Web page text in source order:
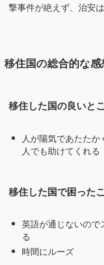
撃事件が絶えず、治安
移住国の総合的な感
移住した国の良いと
人が陽気であたた
人でも助けてくれる
移住した国で困った
英語が通じないので
る
時間にルーズ